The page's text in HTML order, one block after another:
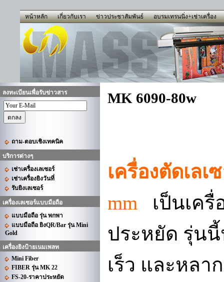
หน้าหลัก เกี่ยวกับเรา ข่าวประชาสัมพันธ์ อบรมเทรนนิ่ง+เช่าเครื่อง
ลงทะเบียนเพื่อรับข่าวสาร
ถาม-ตอบเชิงเทคนิค
บริการต่างๆ
เช่าเครื่องเลเซอร์
เช่าเครื่องยิงวันที่
รับยิงเลเซอร์
เครื่องเลเซอร์แบบมือถือ
แบบมือถือ รุ่น พกพา
แบบมือถือ ยิงQR/Bar รุ่น Mini
Gold
เครื่องยิงป้ายเนมเพลท
Mini Fiber
FIBER รุ่น MK 22
FS-20-ราคาประหยัด
MK 6090-80w
เครื่องตัดเลเ
mm เป็นเค
ประหยัด รุ่น
เร็ว และหล